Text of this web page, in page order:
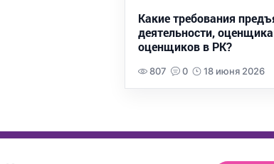
Какие требования
деятельности,
оценщиков в РК?
807 0 18 июня 2026